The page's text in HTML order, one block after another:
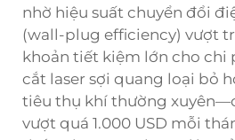
nhờ hiệu suất chuyển đổi
(wall-plug efficiency) vượt
khoản tiết kiệm lớn cho chi
cắt laser sợi quang loại bỏ
tiêu thụ khí thường
vượt quá 1.000 USD mỗi